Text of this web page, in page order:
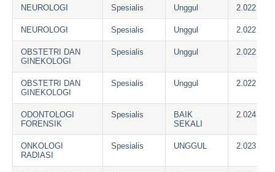
NEUROLOGI Spesialis Unggul 2.022
NEUROLOGI Spesialis Unggul 2.022
OBSTETRI DAN
GINEKOLOGI
Spesialis Unggul 2.022
OBSTETRI DAN
GINEKOLOGI
Spesialis Unggul 2.022
ODONTOLOGI
FORENSIK
Spesialis
BAIK
SEKALI
2.024
ONKOLOGI
RADIASI
Spesialis UNGGUL 2.023